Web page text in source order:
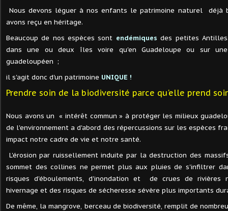
Nous devons léguer à nos enfants le patrimoine naturel déjà
avons reçu en héritage.
Beaucoup de nos espèces sont endémiques des petites
dans une ou deux îles voire qu'en Guadeloupe ou sur
guadeloupéen ;
il s'agit donc d'un patrimoine UNIQUE !
Prendre soin de la biodiversité parce qu'elle prend
Nous avons un « intérêt commun » à protéger les milieux
de l'environnement a d'abord des répercussions sur les espèces
impact notre cadre de vie et notre santé.
L'érosion par ruissellement induite par la destruction des
sommet des collines ne permet plus aux pluies de s'infiltrer
risques d'éboulements, d'inondation et de crues de rivières
hivernage et des risques de sécheresse sévère plus importants
De même, la mangrove, berceau de biodiversité, remplit de